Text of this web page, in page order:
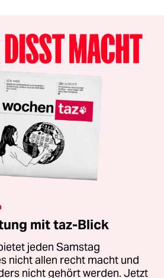
mit taz-Blick
jeden Samstag
nicht allen recht macht und
nicht gehört werden. Jetzt